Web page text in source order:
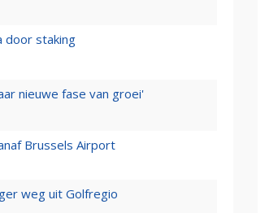
door staking
nieuwe fase van groei'
Brussels Airport
weg uit Golfregio